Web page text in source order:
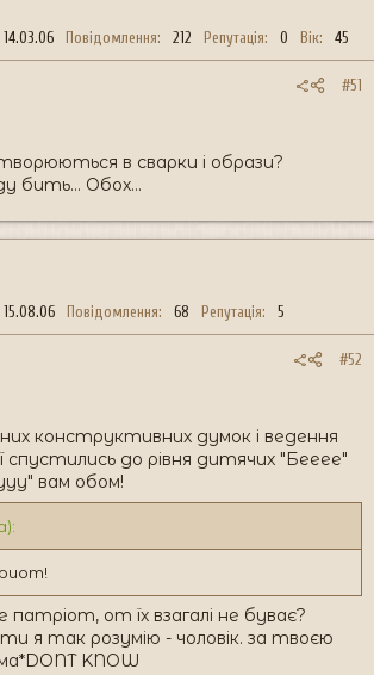
14.03.06 Повідомлення 212 Репутація 0 Вік 45
#51
в сварки і образи?
бить... Обох...
15.08.06 Повідомлення 68 Репутація 5
#52
конструктивних думок і ведення
спустились до рівня дитячих "Бееее"
вам обом!
патріот, от їх взагалі не буває?
я так розумію - чоловік. за твоєю
KNOW